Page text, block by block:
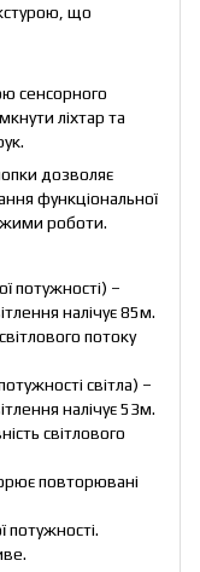
що
сенсорного
ліхтар та
дозволяє
функціональної
роботи.
потужності) –
налічує 85м.
потоку
світла) –
налічує 53м.
світлового
повторювані
потужності.